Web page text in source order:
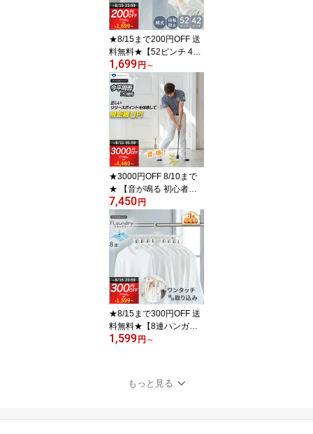
ー練習マット ゴルフマッ
ト パッティング練習 返
球機能
★8/15まで200円OFF 送
料無料★【52ピンチ 42
ピンチ ピンチ付替え可能
風対策 ダブル回転止め
付】大型 ピンチハンガー
｜ 洗濯ハンガー 角ハン
ガー 洗濯物干し ジーン
ズ 丈夫 長持ち 耐久性 回
転 傾かない 回転止めフ
ック 強風 マンション ベ
ランダ
1,699 円 ～
★3000円OFF 8/10まで
★ 【音が鳴る 初心者に
もおすすめ】音で飛距離
アップを目指す練習器具
| ゴルフスイング 練習器
具 ゴルフ練習 スイング
ヘッドスピード 素振り棒
練習 素振り スティック
室内 ゴルフ用品 ダイヤ
スイング525
7,450 円
★8/15まで300円OFF 送
料無料★【8連ハンガー
ワンタッチ たためる】
ク タートルネック 取り
込み 簡単 薄型設計 丈夫
1,599 円 ～
もっと見る